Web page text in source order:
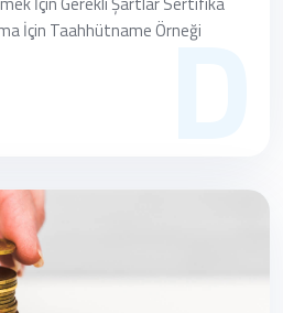
D
İçin Taahhütname Örneği